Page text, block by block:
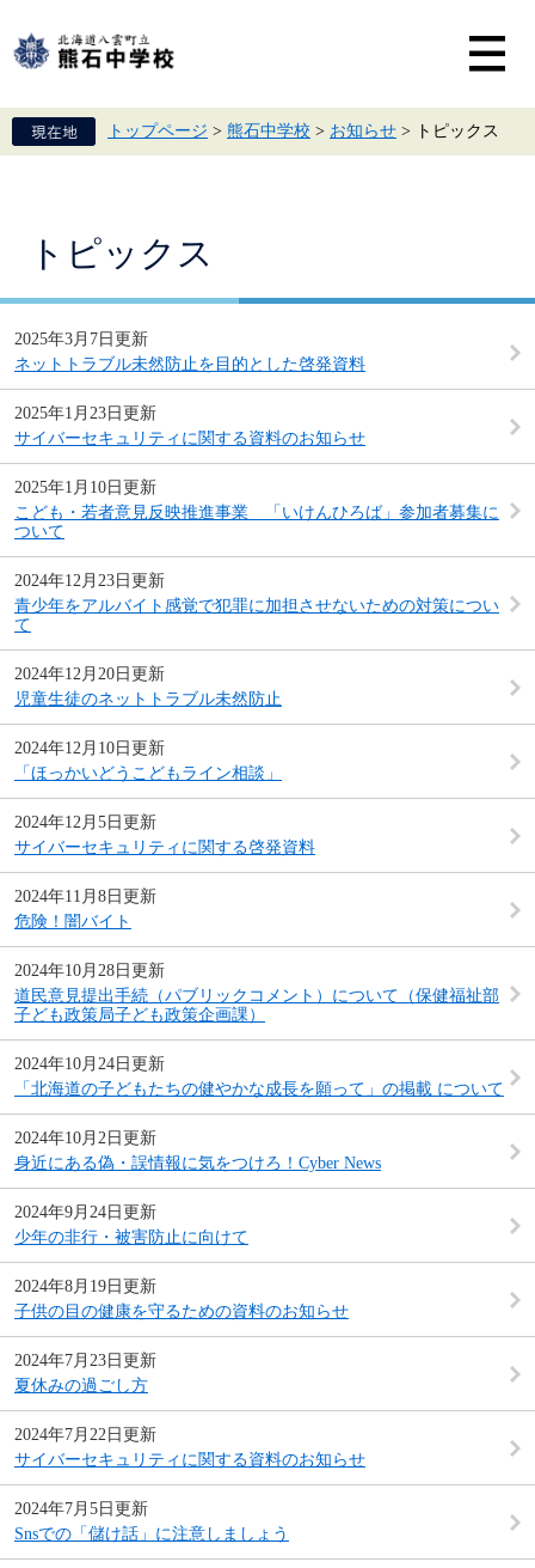
ジ
頭
で
す。
ュ
飛
ば
し
トップページ > 熊石中学校 > お知らせ > トピックス
トピックス
2025年3月7日更新
ネットトラブル未然防止を目的とした啓発資料
2025年1月23日更新
サイバーセキュリティに関する資料のお知らせ
2025年1月10日更新
こども・若者意見反映推進事業 「いけんひろば」参加者募集に
ついて
2024年12月23日更新
青少年をアルバイト感覚で犯罪に加担させないための対策につい
て
2024年12月20日更新
児童生徒のネットトラブル未然防止
2024年12月10日更新
「ほっかいどうこどもライン相談」
2024年12月5日更新
サイバーセキュリティに関する啓発資料
2024年11月8日更新
危険！闇バイト
2024年10月28日更新
道民意見提出手続（パブリックコメント）について（保健福祉部
子ども政策局子ども政策企画課）
2024年10月24日更新
「北海道の子どもたちの健やかな成長を願って」の掲載 について
2024年10月2日更新
身近にある偽・誤情報に気をつけろ！Cyber News
2024年9月24日更新
少年の非行・被害防止に向けて
2024年8月19日更新
子供の目の健康を守るための資料のお知らせ
2024年7月23日更新
夏休みの過ごし方
2024年7月22日更新
サイバーセキュリティに関する資料のお知らせ
2024年7月5日更新
Snsでの「儲け話」に注意しましょう